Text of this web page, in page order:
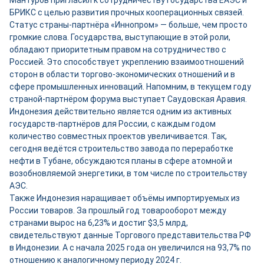
БРИКС с целью развития прочных кооперационных связей.
Статус страны-партнёра «Иннопром» — больше, чем просто
громкие слова. Государства, выступающие в этой роли,
обладают приоритетным правом на сотрудничество с
Россией. Это способствует укреплению взаимоотношений
сторон в области торгово-экономических отношений и в
сфере промышленных инноваций. Напомним, в текущем году
страной-партнёром форума выступает Саудовская Аравия.
Индонезия действительно является одним из активных
государств-партнёров для России, с каждым годом
количество совместных проектов увеличивается. Так,
сегодня ведётся строительство завода по переработке
нефти в Тубане, обсуждаются планы в сфере атомной и
возобновляемой энергетики, в том числе по строительству
АЭС.
Также Индонезия наращивает объёмы импортируемых из
России товаров. За прошлый год товарооборот между
странами вырос на 6,23% и достиг $3,5 млрд,
свидетельствуют данные Торгового представительства РФ
в Индонезии. А с начала 2025 года он увеличился на 93,7% по
отношению к аналогичному периоду 2024 г.